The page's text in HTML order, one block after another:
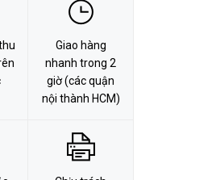
Giao hàng
nhanh trong 2
giờ (các quận
nội thành HCM)